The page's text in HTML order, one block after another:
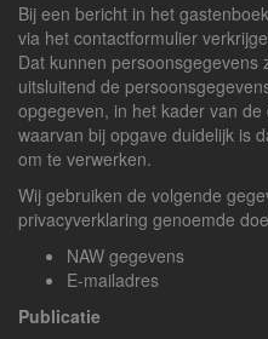
Bij een bericht in het
via het contactformulier
Dat kunnen persoonsgegevens
uitsluitend de
opgegeven, in het kader van
waarvan bij opgave duidelijk is
om te verwerken.
Wij gebruiken de volgende
privacyverklaring genoemde
NAW gegevens
E-mailadres
Publicatie